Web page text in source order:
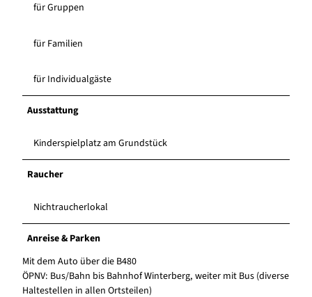
für Gruppen
für Familien
für Individualgäste
Ausstattung
Kinderspielplatz am Grundstück
Raucher
Nichtraucherlokal
Anreise & Parken
Mit dem Auto über die B480
ÖPNV: Bus/Bahn bis Bahnhof Winterberg, weiter mit Bus (diverse
Haltestellen in allen Ortsteilen)